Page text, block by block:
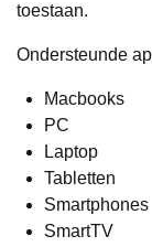
toestaan.
Ondersteunde
Macbooks
PC
Laptop
Tabletten
Smartphones
SmartTV